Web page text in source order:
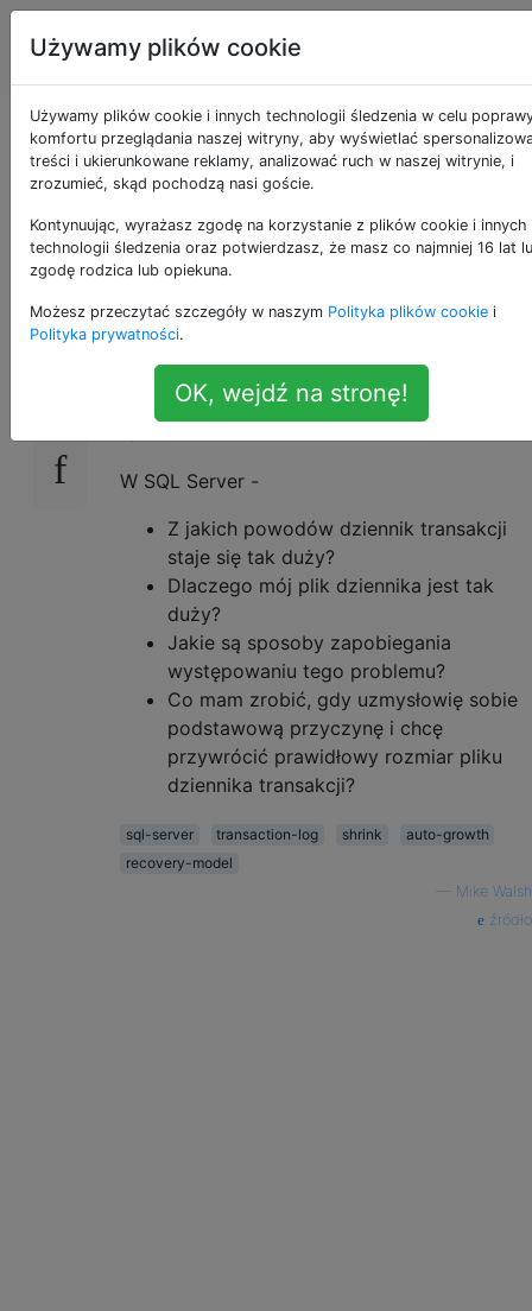
Administratorzy
baz danych
Dlaczego dziennik
transakcji stale rośnie
lub brakuje miejsca?
264
To wydaje się być częstym pytaniem na
większości forów i w Internecie, zadaje się je
tutaj w wielu formatach, które zwykle brzmią
W SQL Server -
Z jakich powodów dziennik transakcji
staje się tak duży?
Dlaczego mój plik dziennika jest tak
duży?
Jakie są sposoby zapobiegania
występowaniu tego problemu?
Co mam zrobić, gdy uzmysłowię sobie
podstawową przyczynę i chcę
przywrócić prawidłowy rozmiar pliku
dziennika transakcji?
sql-server transaction-log shrink
auto-growth
recovery-model
Mike Walsh
źródło
Używamy plików cookie
Używamy plików cookie i innych technologii śledzenia w celu
komfortu przeglądania naszej witryny, aby wyświetlać
treści i ukierunkowane reklamy, analizować ruch w naszej witrynie, i
zrozumieć, skąd pochodzą nasi goście.
Kontynuując, wyrażasz zgodę na korzystanie z plików cookie i innych
technologii śledzenia oraz potwierdzasz, że masz co najmniej 16 lat
zgodę rodzica lub opiekuna.
Możesz przeczytać szczegóły w naszym Polityka plików cookie i
Polityka prywatności.
OK, wejdź na stronę!